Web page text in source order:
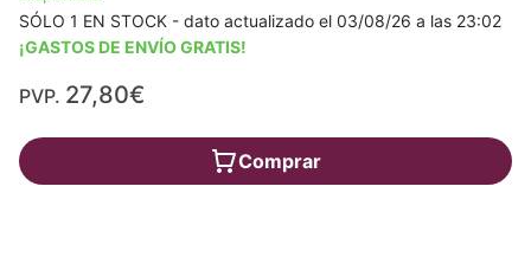
SÓLO 1 EN STOCK - dato actualizado el 03/08/26 a las 23:02
¡GASTOS DE ENVÍO GRATIS!
PVP. 27,80€
Comprar